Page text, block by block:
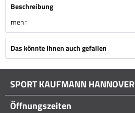
Beschreibung
mehr
Das könnte Ihnen auch gefallen
SPORT KAUFMANN HANNOVER
Öffnungszeiten